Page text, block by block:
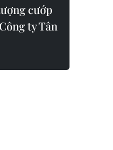
cướp
ty Tân